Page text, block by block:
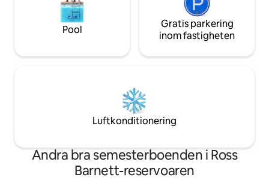
Pool
Gratis parkering
inom fastigheten
Luftkonditionering
Andra bra semesterboenden i Ross
Barnett-reservoaren